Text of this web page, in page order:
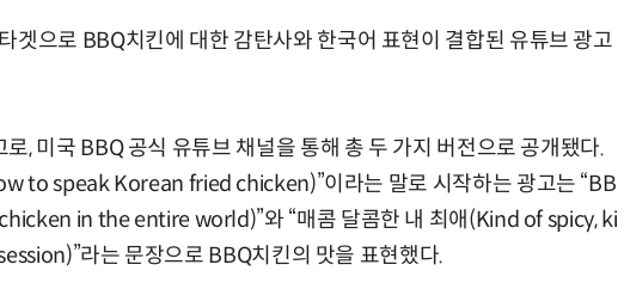
겟으로 BBQ치킨에 대한 감탄사와 한국어 표현이 결합된 유튜브 광고
, 미국 BBQ 공식 유튜브 채널을 통해 총 두 가지 버전으로 공개됐다.
to speak Korean fried chicken)”이라는 말로 시작하는 광고는 “BB
in the entire world)”와 “매콤 달콤한 내 최애(Kind of spicy, ki
라는 문장으로 BBQ치킨의 맛을 표현했다.